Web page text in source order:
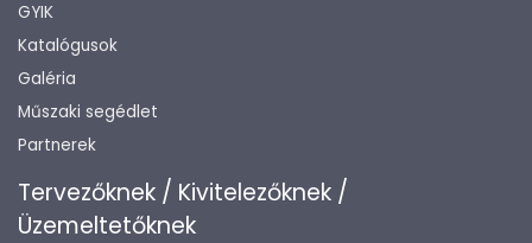
GYIK
Katalógusok
Galéria
Műszaki segédlet
Partnerek
Tervezőknek / Kivitelezőknek /
Üzemeltetőknek